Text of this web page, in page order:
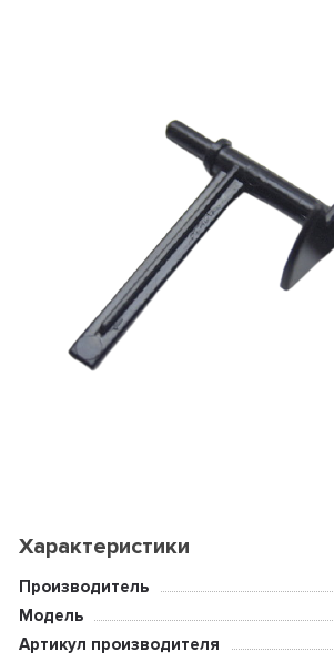
Характеристики
Производитель
Модель
Артикул производителя